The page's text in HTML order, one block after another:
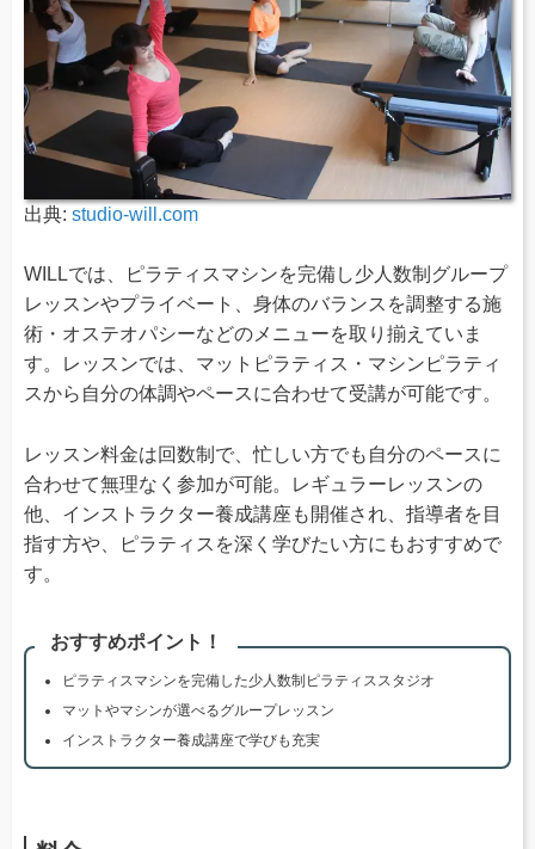
出典: studio-will.com
WILLでは、ピラティスマシンを完備し少人数制グループ
レッスンやプライベート、身体のバランスを調整する施
術・オステオパシーなどのメニューを取り揃えていま
す。レッスンでは、マットピラティス・マシンピラティ
スから自分の体調やペースに合わせて受講が可能です。
レッスン料金は回数制で、忙しい方でも自分のペースに
合わせて無理なく参加が可能。レギュラーレッスンの
他、インストラクター養成講座も開催され、指導者を目
指す方や、ピラティスを深く学びたい方にもおすすめで
す。
おすすめポイント！
ピラティスマシンを完備した少人数制ピラティススタジオ
マットやマシンが選べるグループレッスン
インストラクター養成講座で学びも充実